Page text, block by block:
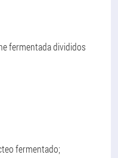
fermentada divididos
fermentado;